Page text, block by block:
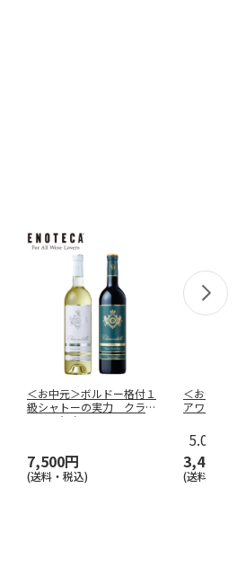
＜お中元＞ボルドー格付１
級シャトーの実力 クラレ
ンドル紅白
7,500円
(送料・税込)
＜お中元＞
アワイン
5.0
3,410円
(送料・税込)